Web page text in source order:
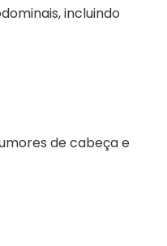
incluindo
de cabeça e